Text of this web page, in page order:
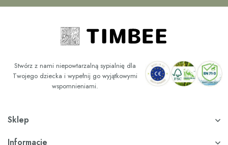
Stwórz z nami niepowtarzalną sypialnię dla
Twojego dziecka i wypełnij go wyjątkowymi
wspomnieniami.
Sklep
Informacje